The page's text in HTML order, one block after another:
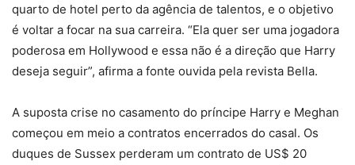
quarto de hotel perto da agência de talentos, e o objetivo
é voltar a focar na sua carreira. “Ela quer ser uma jogadora
poderosa em Hollywood e essa não é a direção que Harry
deseja seguir”, afirma a fonte ouvida pela revista Bella.
A suposta crise no casamento do príncipe Harry e Meghan
começou em meio a contratos encerrados do casal. Os
duques de Sussex perderam um contrato de US$ 20